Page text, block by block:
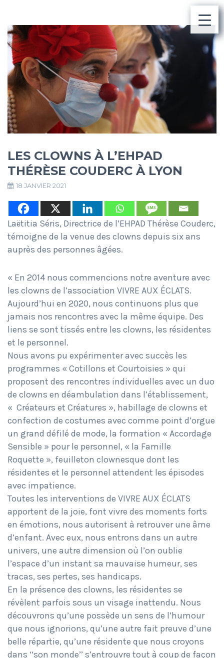
LES CLOWNS À L’EHPAD
THÉRÈSE COUDERC À LYON
18 JANVIER 2021
Laëtitia Séris, Directrice de l’EHPAD Thérèse Couderc,
témoigne de la venue des clowns depuis six ans
auprès des personnes âgées.
« En 2014 nous commencions notre aventure avec
les clowns de l’association VIVRE AUX ÉCLATS.
Aujourd’hui en 2020, nous continuons plus que
jamais nos rencontres avec la même équipe. Des
liens se sont tissés entre les clowns, les résidentes
et le personnel.
Nous avons pu expérimenter avec succès les
programmes « Cotillons et Courtoisies » qui
proposent des rencontres individuelles avec un duo
de clowns en déambulation dans l’établissement,
« Créateurs et Créatures », habillage de clowns et
confection de costumes avec comme point d’orgue
un grand défilé de mode, la formation « Accordage
Sensible » pour le personnel, « la Famille
Roquette », feuilleton clownesque dont les
résidentes et le personnel attendent les épisodes
avec impatience.
Toutes les interventions de VIVRE AUX ÉCLATS
apportent de la joie, font vivre des moments forts
en émotions, nous autorisent à retrouver une âme
d’enfant. Avec eux, nous entrons dans un autre
univers, une autre dimension où l’on oublie
l’espace d’un instant sa mauvaise humeur, ses
tracas, ses pertes, ses handicaps.
En la présence des clowns, les résidentes se
révèlent parfois sous un visage inattendu. Nous
découvrons qu’une possède un sens de l’humour
que nous ignorions, qu’une autre fait preuve d’une
belle répartie, qu’une résidente que nous croyons
dans ‘‘son monde’’ s’entrouvre tout à coup de façon